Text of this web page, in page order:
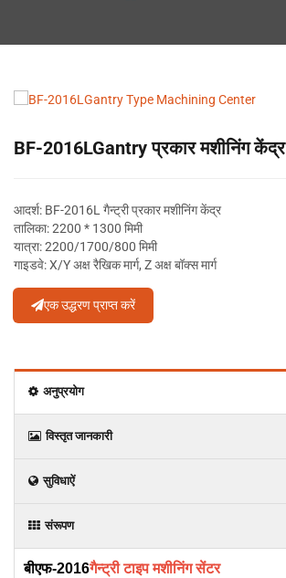
BF-2016LGantry प्रकार मशीनिंग केंद्र
आदर्श: BF-2016L गैन्ट्री प्रकार मशीनिंग केंद्र
तालिका: 2200 * 1300 मिमी
यात्रा: 2200/1700/800 मिमी
गाइडवे: X/Y अक्ष रैखिक मार्ग, Z अक्ष बॉक्स मार्ग
एक उद्धरण प्राप्त करें
अनुप्रयोग
विस्‍तृत जानकारी
सुविधाऐं
संरूपण
बीएफ-2016गैन्ट्री टाइप मशीनिंग सेंटर